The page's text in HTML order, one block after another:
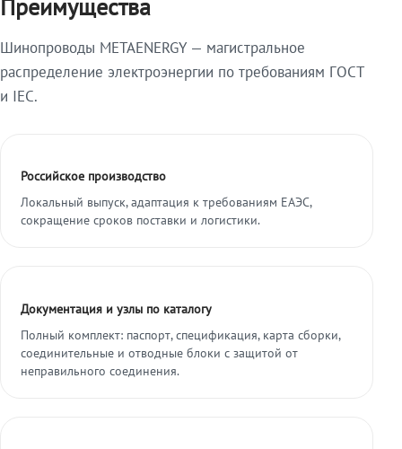
Преимущества
Шинопроводы METAENERGY — магистральное
распределение электроэнергии по требованиям ГОСТ
и IEC.
Российское производство
Локальный выпуск, адаптация к требованиям ЕАЭС,
сокращение сроков поставки и логистики.
Документация и узлы по каталогу
Полный комплект: паспорт, спецификация, карта сборки,
соединительные и отводные блоки с защитой от
неправильного соединения.